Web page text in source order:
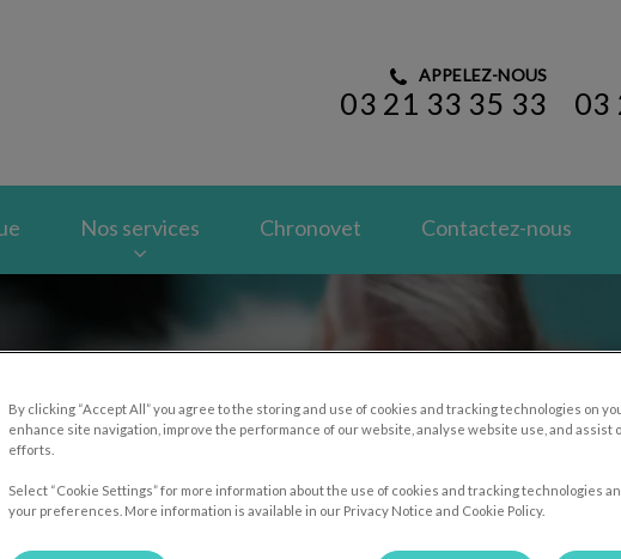
APPELEZ-NOUS
03 21 33 35 33 03
Nos services Chronovet Contactez-nous
By clicking “Accept All” you agree to the storing and use of cookies and tracking technologies on
enhance site navigation, improve the performance of our website, analyse website use, and assist
efforts.
Select “Cookie Settings” for more information about the use of cookies and tracking technologies
your preferences. More information is available in our Privacy Notice and Cookie Policy.